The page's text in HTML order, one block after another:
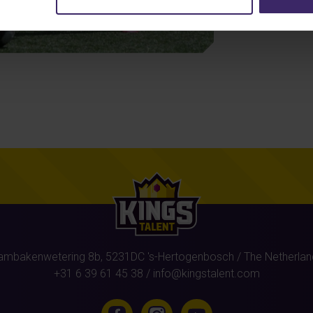
8b, 5231DC 's-Hertogenbosch / The
+31 6 39 61 45 38 / info@kingstalent.com